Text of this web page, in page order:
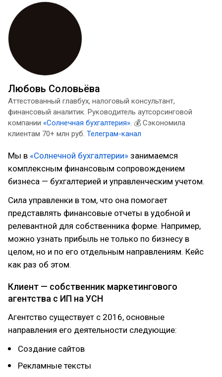
Любовь Соловьёва
Аттестованный главбух, налоговый консультант,
финансовый аналитик. Руководитель аутсорсинговой
компании «Солнечная бухгалтерия». 💰 Сэкономила
клиентам 70+ млн руб. Телеграм-канал
Мы в «Солнечной бухгалтерии» занимаемся
комплексным финансовым сопровождением
бизнеса — бухгалтерией и управленческим учетом.
Сила управленки в том, что она помогает
представлять финансовые отчеты в удобной и
релевантной для собственника форме. Например,
можно узнать прибыль не только по бизнесу в
целом, но и по его отдельным направлениям. Кейс
как раз об этом.
Клиент — собственник маркетингового
агентства с ИП на УСН
Агентство существует с 2016, основные
направления его деятельности следующие:
Создание сайтов
Рекламные тексты